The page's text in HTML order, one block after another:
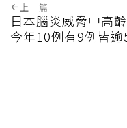
上一篇
日本腦炎威脅中高
今年10例有9例皆逾